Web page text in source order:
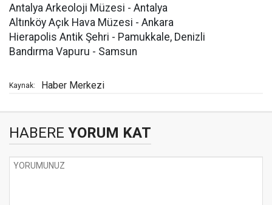
Antalya Arkeoloji Müzesi - Antalya
Altınköy Açık Hava Müzesi - Ankara
Hierapolis Antik Şehri - Pamukkale, Denizli
Bandırma Vapuru - Samsun
Kaynak: Haber Merkezi
HABERE YORUM KAT